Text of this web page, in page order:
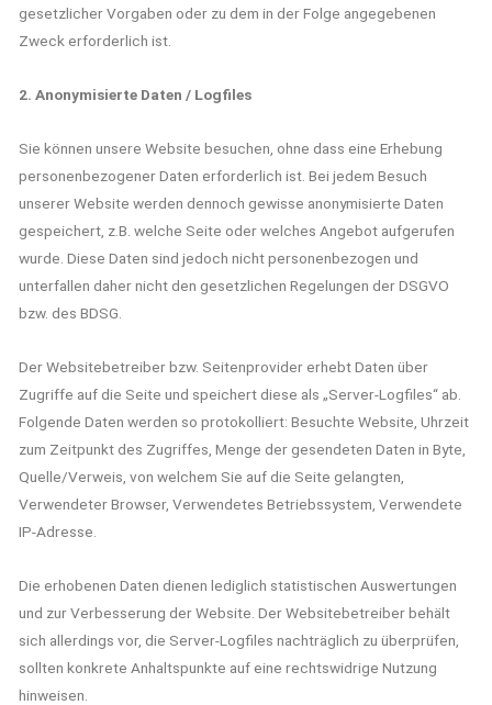
gesetzlicher Vorgaben oder zu dem in der Folge angegebenen
Zweck erforderlich ist.
2. Anonymisierte Daten / Logfiles
Sie können unsere Website besuchen, ohne dass eine Erhebung
personenbezogener Daten erforderlich ist. Bei jedem Besuch
unserer Website werden dennoch gewisse anonymisierte Daten
gespeichert, z.B. welche Seite oder welches Angebot aufgerufen
wurde. Diese Daten sind jedoch nicht personenbezogen und
unterfallen daher nicht den gesetzlichen Regelungen der DSGVO
bzw. des BDSG.
Der Websitebetreiber bzw. Seitenprovider erhebt Daten über
Zugriffe auf die Seite und speichert diese als „Server-Logfiles“ ab.
Folgende Daten werden so protokolliert: Besuchte Website, Uhrzeit
zum Zeitpunkt des Zugriffes, Menge der gesendeten Daten in Byte,
Quelle/Verweis, von welchem Sie auf die Seite gelangten,
Verwendeter Browser, Verwendetes Betriebssystem, Verwendete
IP-Adresse.
Die erhobenen Daten dienen lediglich statistischen Auswertungen
und zur Verbesserung der Website. Der Websitebetreiber behält
sich allerdings vor, die Server-Logfiles nachträglich zu überprüfen,
sollten konkrete Anhaltspunkte auf eine rechtswidrige Nutzung
hinweisen.